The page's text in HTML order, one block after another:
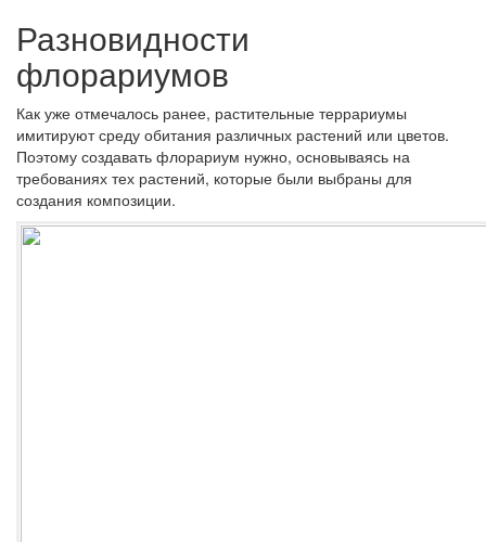
Разновидности
флорариумов
Как уже отмечалось ранее, растительные террариумы
имитируют среду обитания различных растений или цветов.
Поэтому создавать флорариум нужно, основываясь на
требованиях тех растений, которые были выбраны для
создания композиции.